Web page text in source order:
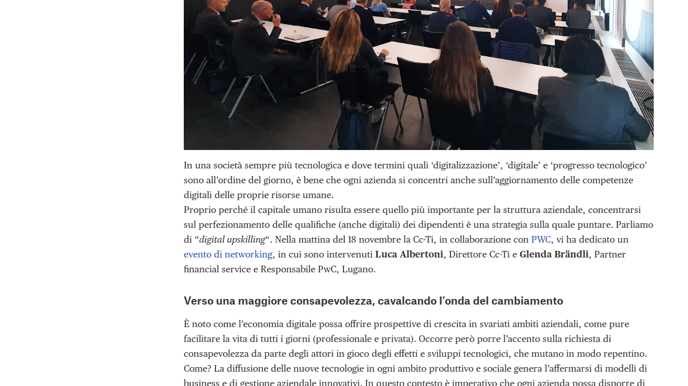
In una società sempre più tecnologica e dove termini quali ‘digitalizzazione’, ‘digitale’ e ‘progresso tecnologico’
sono all’ordine del giorno, è bene che ogni azienda si concentri anche sull’aggiornamento delle competenze
digitali delle proprie risorse umane.
Proprio perché il capitale umano risulta essere quello più importante per la struttura aziendale, concentrarsi
sul perfezionamento delle qualifiche (anche digitali) dei dipendenti è una strategia sulla quale puntare. Parliamo
di “digital upskilling“. Nella mattina del 18 novembre la Cc-Ti, in collaborazione con PWC, vi ha dedicato un
evento di networking, in cui sono intervenuti Luca Albertoni, Direttore Cc-Ti e Glenda Brändli, Partner
financial service e Responsabile PwC, Lugano.
Verso una maggiore consapevolezza, cavalcando l’onda del cambiamento
È noto come l’economia digitale possa offrire prospettive di crescita in svariati ambiti aziendali, come pure
facilitare la vita di tutti i giorni (professionale e privata). Occorre però porre l’accento sulla richiesta di
consapevolezza da parte degli attori in gioco degli effetti e sviluppi tecnologici, che mutano in modo repentino.
Come? La diffusione delle nuove tecnologie in ogni ambito produttivo e sociale genera l’affermarsi di modelli di
business e di gestione aziendale innovativi. In questo contesto è imperativo che ogni azienda possa disporre di